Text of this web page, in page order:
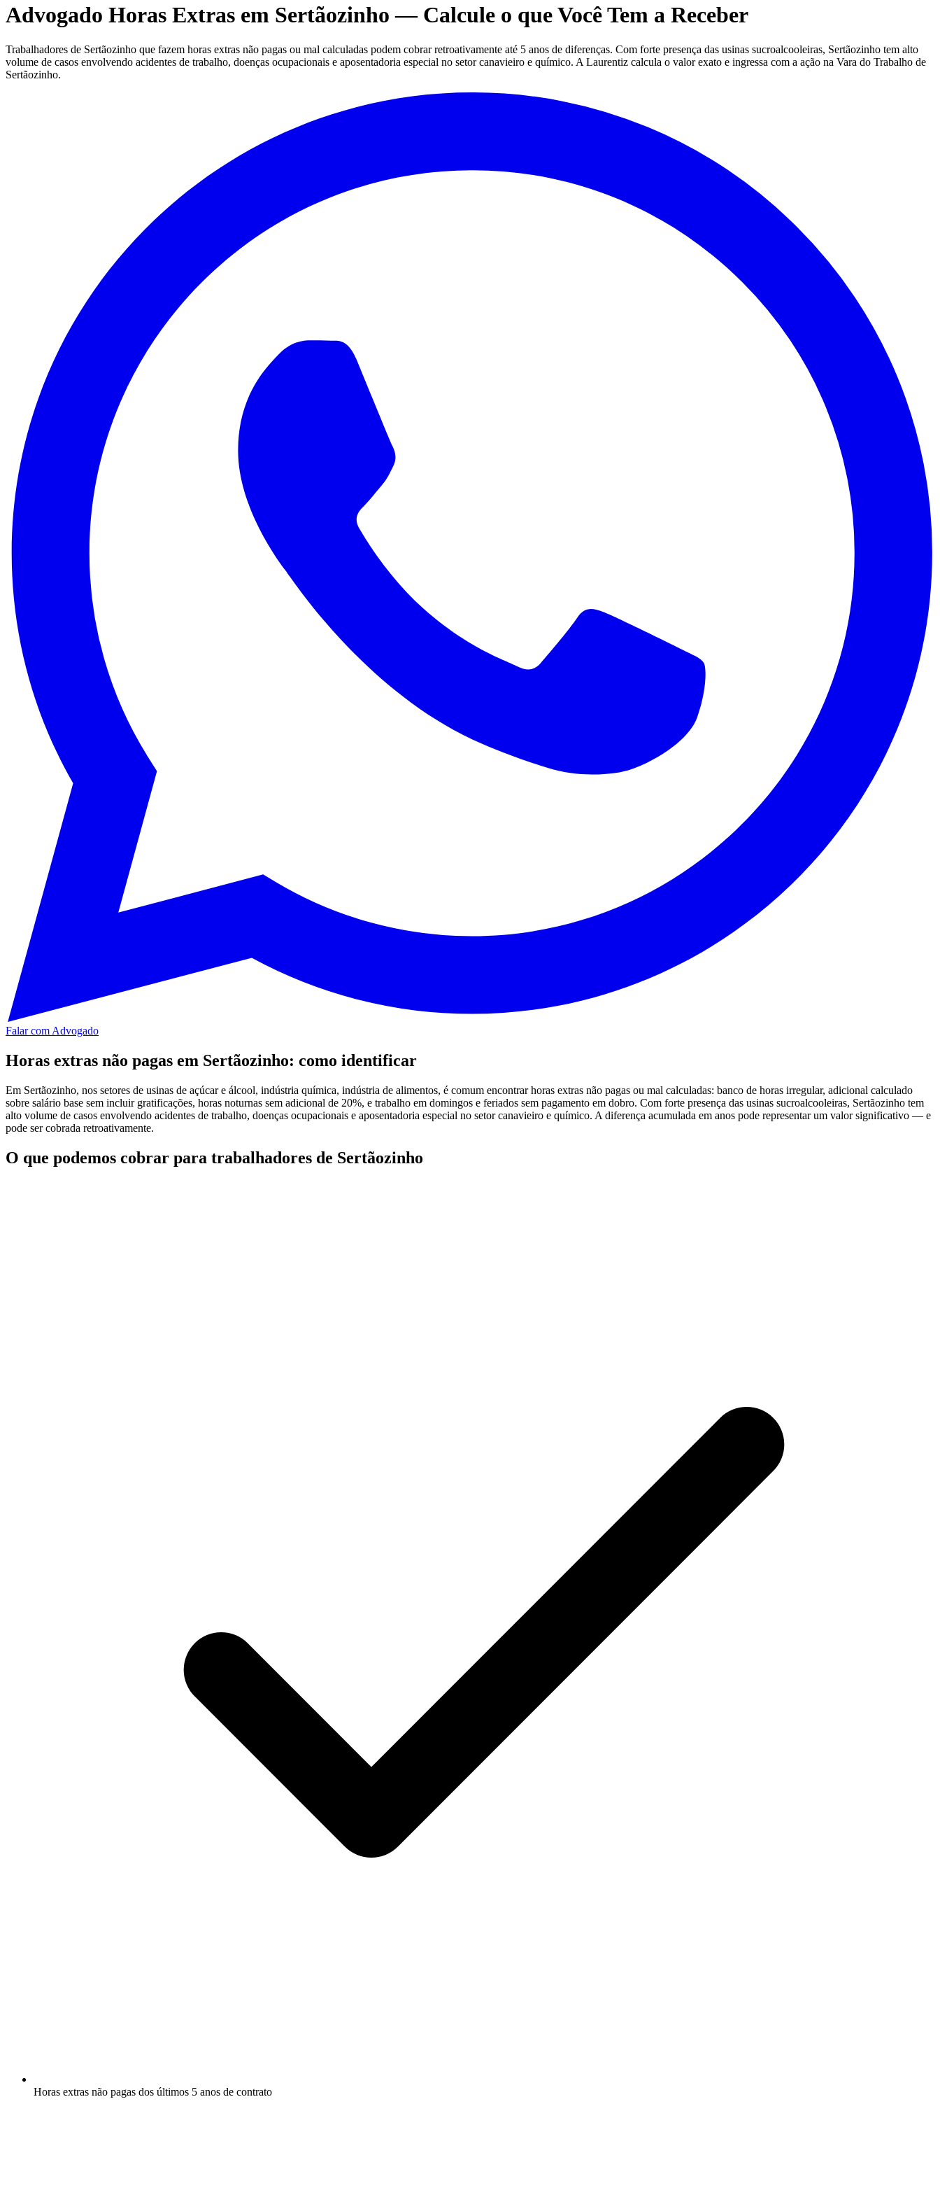
Advogado Horas Extras em Sertãozinho — Calcule o que Você Tem a Receber
Trabalhadores de Sertãozinho que fazem horas extras não pagas ou mal calculadas podem cobrar retroativamente até 5 anos de diferenças. Com forte presença das usinas sucroalcooleiras, Sertãozinho tem alto
volume de casos envolvendo acidentes de trabalho, doenças ocupacionais e aposentadoria especial no setor canavieiro e químico. A Laurentiz calcula o valor exato e ingressa com a ação na Vara do Trabalho de
Sertãozinho.
Falar com Advogado
Horas extras não pagas em Sertãozinho: como identificar
Em Sertãozinho, nos setores de usinas de açúcar e álcool, indústria química, indústria de alimentos, é comum encontrar horas extras não pagas ou mal calculadas: banco de horas irregular, adicional calculado
sobre salário base sem incluir gratificações, horas noturnas sem adicional de 20%, e trabalho em domingos e feriados sem pagamento em dobro. Com forte presença das usinas sucroalcooleiras, Sertãozinho tem
alto volume de casos envolvendo acidentes de trabalho, doenças ocupacionais e aposentadoria especial no setor canavieiro e químico. A diferença acumulada em anos pode representar um valor significativo — e
pode ser cobrada retroativamente.
O que podemos cobrar para trabalhadores de Sertãozinho
Horas extras não pagas dos últimos 5 anos de contrato